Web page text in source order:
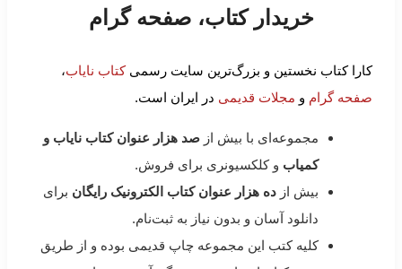
خریدار کتاب، صفحه گرام
کارا کتاب نخستین و بزرگ‌ترین سایت رسمیکتاب نایاب،
صفحه گرام و مجلات قدیمی در ایران است.
مجموعه‌ای با بیش از صد هزار عنوان کتاب نایاب و
کمیاب و کلکسیونری برای فروش.
بیش از ده هزار عنوان کتاب الکترونیک رایگان برای
دانلود آسان و بدون نیاز به ثبت‌نام.
کلیه کتب این مجموعه چاپ قدیمی بوده و از طریق